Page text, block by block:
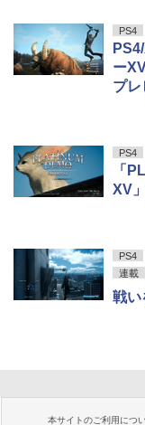
PS4
ー
プレ
PS4
「
XV
PS4
連載
戦い
本サイトのご利用につ